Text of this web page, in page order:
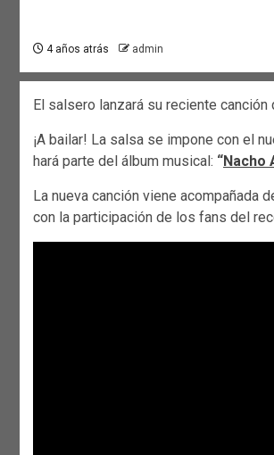
4 años atrás admin
El salsero lanzará su reciente
¡A bailar! La salsa se impone con el
hará parte del álbum musical: “Nacho
La nueva canción viene acompañada
con la participación de los fans del